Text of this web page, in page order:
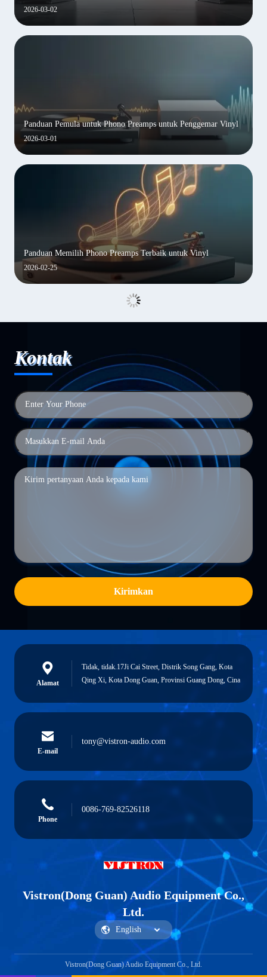
2026-03-02
2026-03-01
Panduan Pemula untuk Phono Preamps untuk Penggemar Vinyl
2026-02-25
Panduan Memilih Phono Preamps Terbaik untuk Vinyl
Kontak
Kirimkan
Alamat
Tidak, tidak.17Ji Cai Street, Distrik Song Gang, Kota
Qing Xi, Kota Dong Guan, Provinsi Guang Dong, Cina
E-mail
tony@vistron-audio.com
Phone
0086-769-82526118
Vistron(Dong Guan) Audio Equipment Co.,
Ltd.
Vistron(Dong Guan) Audio Equipment Co., Ltd.